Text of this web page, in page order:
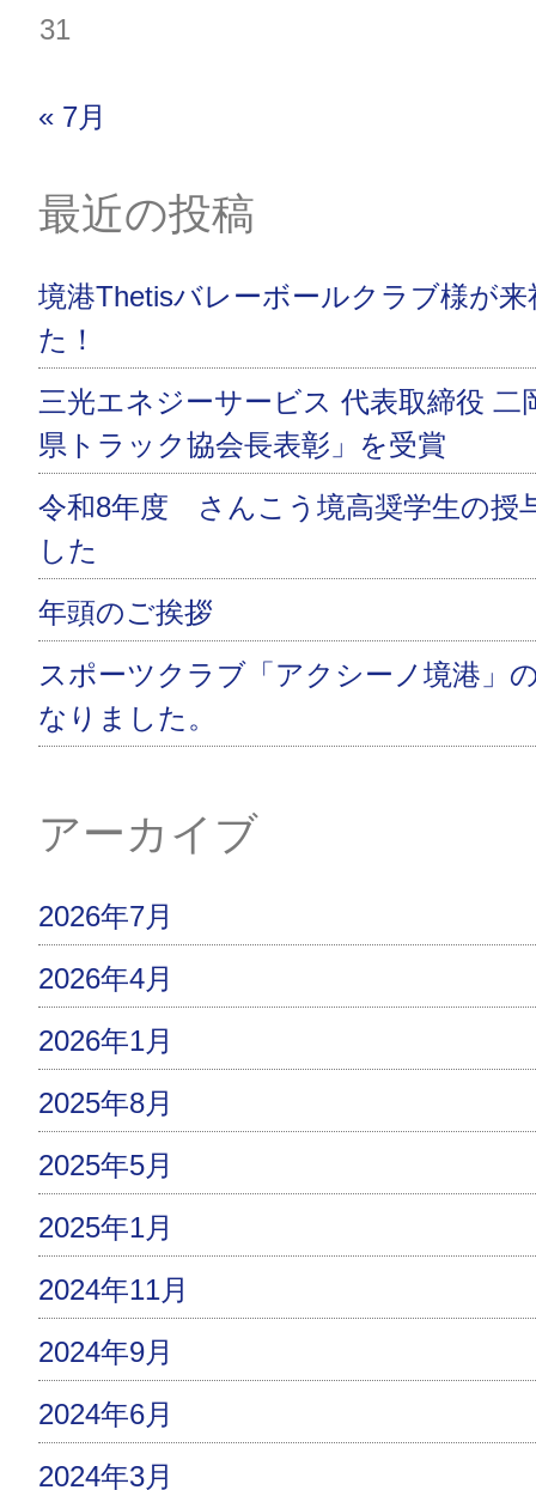
31
« 7月
最近の投稿
境港Thetisバレーボールクラブ様が
た！
三光エネジーサービス 代表取締役 二
県トラック協会長表彰」を受賞
令和8年度 さんこう境高奨学生の授
した
年頭のご挨拶
スポーツクラブ「アクシーノ境港」
なりました。
アーカイブ
2026年7月
2026年4月
2026年1月
2025年8月
2025年5月
2025年1月
2024年11月
2024年9月
2024年6月
2024年3月